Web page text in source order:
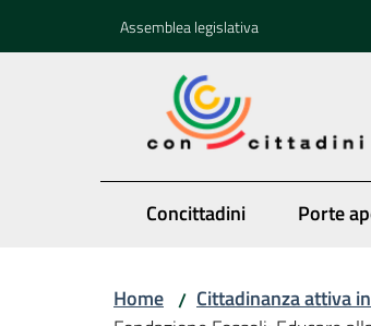
Assemblea legislativa
Concittadini Porte
Home / Cittadinanza attiva